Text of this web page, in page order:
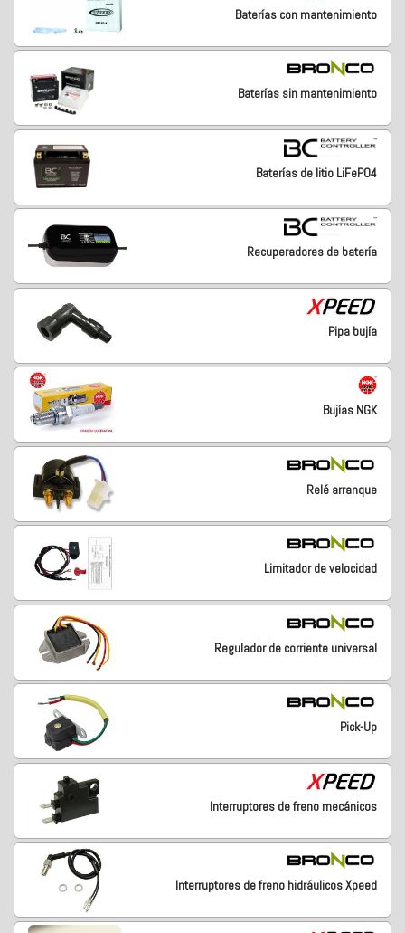
Baterías con mantenimiento
Baterías sin mantenimiento
Baterías de litio LiFePO4
Recuperadores de batería
Pipa bujía
Bujías NGK
Relé arranque
Limitador de velocidad
Regulador de corriente universal
Pick-Up
Interruptores de freno mecánicos
Interruptores de freno hidráulicos Xpeed